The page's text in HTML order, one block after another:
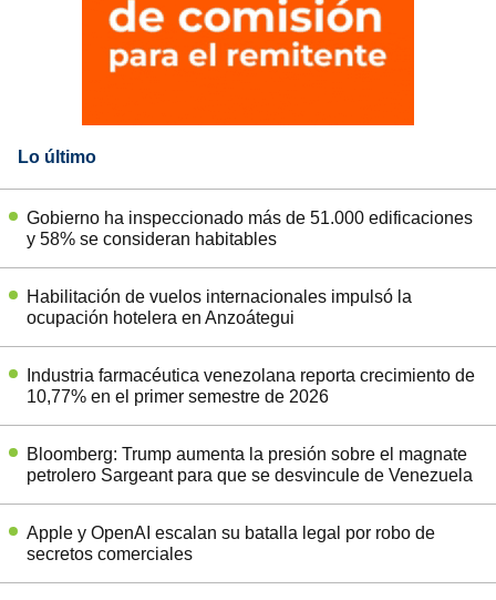
Lo último
Gobierno ha inspeccionado más de 51.000 edificaciones
y 58% se consideran habitables
Habilitación de vuelos internacionales impulsó la
ocupación hotelera en Anzoátegui
Industria farmacéutica venezolana reporta crecimiento de
10,77% en el primer semestre de 2026
Bloomberg: Trump aumenta la presión sobre el magnate
petrolero Sargeant para que se desvincule de Venezuela
Apple y OpenAI escalan su batalla legal por robo de
secretos comerciales